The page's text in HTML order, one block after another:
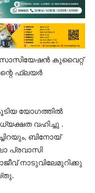
കുവൈറ്റ്
ഫ്ലയർ
യോഗത്തിൽ
വഹിച്ചു .
ബിനോയ്
പ്രവാസി
നാടുവിലേമുറിക്കു